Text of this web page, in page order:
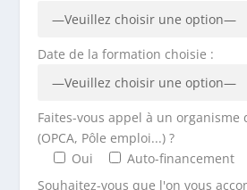
Date de la formation choisie :
Faites-vous appel à un organisme
(OPCA, Pôle emploi...) ?
Oui
Auto-financement
Souhaitez-vous que l'on vous